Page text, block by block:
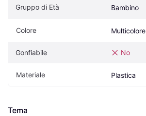
Gruppo di Età Bambino
Colore Multicolore
Gonfiabile No
Materiale Plastica
Tema